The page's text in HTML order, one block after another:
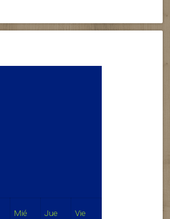
Mié Jue Vie